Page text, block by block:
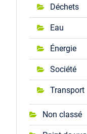
Déchets
Eau
Énergie
Société
Transport
Non classé